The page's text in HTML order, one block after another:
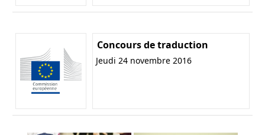
Concours de traduction
Jeudi 24 novembre 2016